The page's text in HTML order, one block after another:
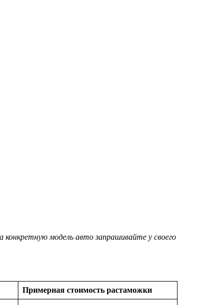
модель авто запрашивайте у своего
Примерная стоимость растаможки